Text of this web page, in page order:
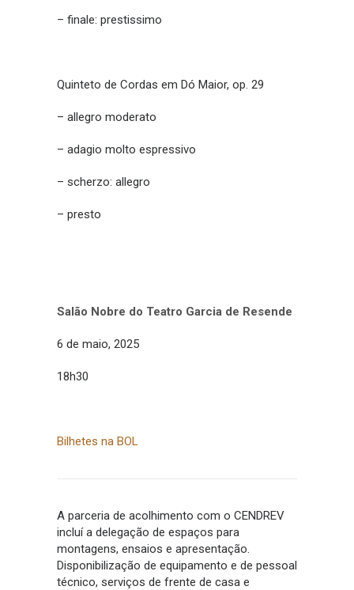
– finale: prestissimo
Quinteto de Cordas em Dó Maior, op. 29
– allegro moderato
– adagio molto espressivo
– scherzo: allegro
– presto
Salão Nobre do Teatro Garcia de Resende
6 de maio, 2025
18h30
Bilhetes na BOL
A parceria de acolhimento com o CENDREV
incluí a delegação de espaços para
montagens, ensaios e apresentação.
Disponibilização de equipamento e de pessoal
técnico, serviços de frente de casa e